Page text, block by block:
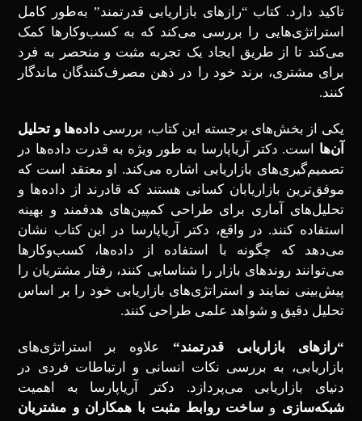
تاکید دارد. کتاب “رازهای بازاریابی قدرتمند” به‌طور کامل
استراتژی‌هایی را بررسی می‌کند که به کسب‌وکارها کمک
می‌کند تا از طریق ایجاد یک تجربه مثبت و منحصر به فرد
برای مشتری، برند خود را در ذهن مصرف‌کنندگان ماندگار
کنند.
یکی از بخش‌های برجسته این کتاب، بررسی داده‌ها و تحلیل
آن‌ها است. دکتر آریاپارسا به ‌طور ویژه به قدرت داده‌ها در
تصمیم‌گیری‌های بازاریابی اشاره می‌کند. او معتقد است که
موفق‌ترین بازاریابان کسانی هستند که قادرند از داده‌ها و
تحلیل‌های آماری برای طراحی کمپین‌های هدفمند و بهینه
استفاده کنند. در واقع، دکتر آریاپارسا در این کتاب نشان
می‌دهد که چگونه با استفاده از داده‌ها، کسب‌وکارها
می‌توانند روندهای بازار را شناسایی کنند، رفتار مشتریان را
پیش‌بینی نمایند و استراتژی‌های بازاریابی خود را بر اساس
تحلیل دقیق و شواهد علمی طراحی کنند.
“رازهای بازاریابی قدرتمند“ علاوه بر استراتژی‌های
بازاریابی، به بررسی نکات انسانی و ارتباطات فردی در
دنیای بازاریابی می‌پردازد. دکتر آریاپارسا به اهمیت
شبکه‌سازی و ساخت روابط مثبت با همکاران و مشتریان